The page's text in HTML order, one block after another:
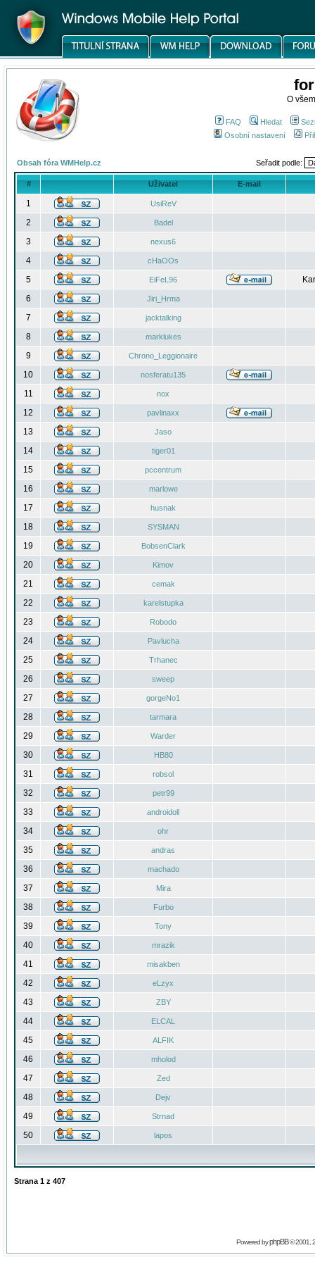
O
FAQ Hledat
Osobní nastavení
Obsah fóra WMHelp.cz Seřadit podle:
# Uživatel E-mail
1 UsiReV
2 Badel
3 nexus6
4 cHaOOs
5 EiFeL96
6
Jiri_Hrma
7 jacktalking
8 marklukes
9 Chrono_Leggionaire
10 nosferatu135
11 nox
12 pavlinaxx
13 Jaso
14 tiger01
15 pccentrum
16 marlowe
17 husnak
18 SYSMAN
19 BobsenClark
20 Kimov
21 cemak
22 karelstupka
23 Robodo
24 Pavlucha
25 Trhanec
26 sweep
27 gorgeNo1
28 tarmara
29 Warder
30 HB80
31 robsol
32 petr99
33 androidoll
34 ohr
35 andras
36 machado
37 Mira
38 Furbo
39 Tony
40 mrazik
41 misakben
42 eLzyx
43 ZBY
44 ELCAL
45 ALFIK
46 mholod
47 Zed
48 Dejv
49 Strnad
50 lapos
Strana 1 z 407
Powered byphpBB© 2001,